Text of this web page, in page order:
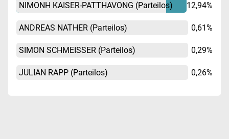
NIMONH KAISER-PATTHAVONG (Parteilos) 12,94%
ANDREAS NATHER (Parteilos) 0,61%
SIMON SCHMEISSER (Parteilos) 0,29%
JULIAN RAPP (Parteilos) 0,26%